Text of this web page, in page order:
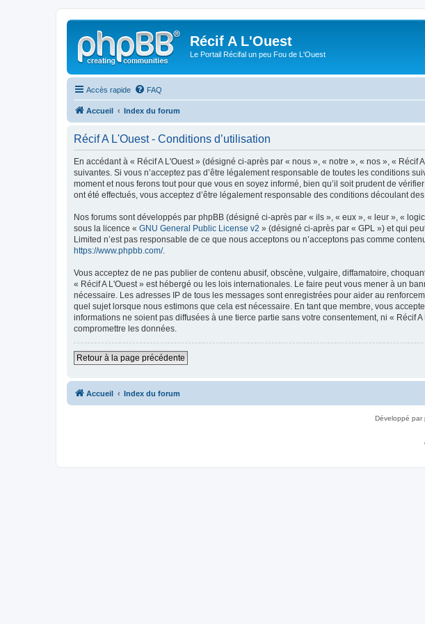
Récif A L'Ouest
Le Portail Récifal un peu Fou de L'Ouest
Accès rapide FAQ
Accueil Index du forum
Récif A L'Ouest - Conditions d’utilisation
En accédant à « Récif A L'Ouest » (désigné ci-après par « nous », « notre », « nos », «
suivantes. Si vous n’acceptez pas d’être légalement responsable de toutes les conditions
moment et nous ferons tout pour que vous en soyez informé, bien qu’il soit prudent de
ont été effectués, vous acceptez d’être légalement responsable des conditions découlant
Nos forums sont développés par phpBB (désigné ci-après par « ils », « eux », « leur », «
sous la licence « GNU General Public License v2 » (désigné ci-après par « GPL ») et qui
Limited n’est pas responsable de ce que nous acceptons ou n’acceptons pas comme
https://www.phpbb.com/.
Vous acceptez de ne pas publier de contenu abusif, obscène, vulgaire, diffamatoire,
« Récif A L'Ouest » est hébergé ou les lois internationales. Le faire peut vous mener à un
nécessaire. Les adresses IP de tous les messages sont enregistrées pour aider au
quel sujet lorsque nous estimons que cela est nécessaire. En tant que membre, vous
informations ne soient pas diffusées à une tierce partie sans votre consentement, ni « Récif
compromettre les données.
Retour à la page précédente
Accueil Index du forum
Développé par